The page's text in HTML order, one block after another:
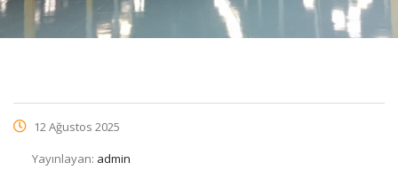
12 Ağustos 2025
Yayınlayan: admin